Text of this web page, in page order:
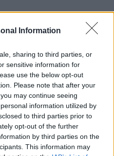
Information
sharing to third parties, or
sensitive information for
use the below opt-out
Please note that after your
may continue seeing
information utilized by
to third parties prior to
opt-out of the further
by third parties on the
This information may
Datum